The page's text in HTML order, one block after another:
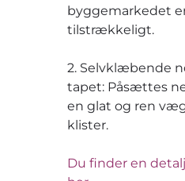
byggemarkedet
tilstrækkeligt.
2. Selvklæbende
tapet: Påsættes
en glat og ren
klister.
Du finder en